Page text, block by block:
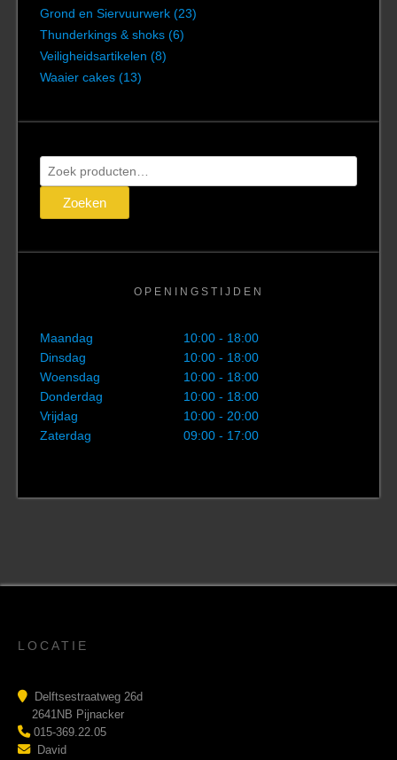
Grond en Siervuurwerk (23)
Thunderkings & shoks (6)
Veiligheidsartikelen (8)
Waaier cakes (13)
Zoeken
naar:
Zoeken
OPENINGSTIJDEN
Maandag
10:00 - 18:00
Dinsdag
10:00 - 18:00
Woensdag
10:00 - 18:00
Donderdag
10:00 - 18:00
Vrijdag
10:00 - 20:00
Zaterdag
09:00 - 17:00
LOCATIE
Delftsestraatweg 26d
2641NB Pijnacker
015-369.22.05
David